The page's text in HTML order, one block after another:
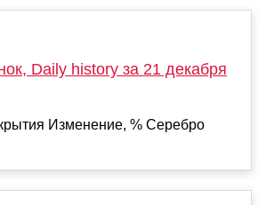
Daily history за 21 декабря
Изменение, % Серебро